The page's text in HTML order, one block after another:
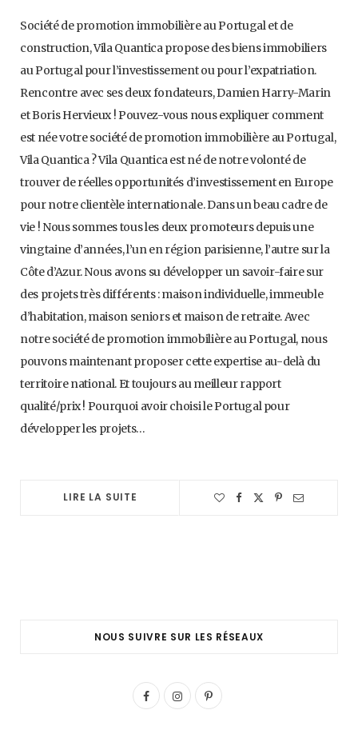
Société de promotion immobilière au Portugal et de
construction, Vila Quantica propose des biens immobiliers
au Portugal pour l’investissement ou pour l’expatriation.
Rencontre avec ses deux fondateurs, Damien Harry-Marin
et Boris Hervieux ! Pouvez-vous nous expliquer comment
est née votre société de promotion immobilière au Portugal,
Vila Quantica ? Vila Quantica est né de notre volonté de
trouver de réelles opportunités d’investissement en Europe
pour notre clientèle internationale. Dans un beau cadre de
vie ! Nous sommes tous les deux promoteurs depuis une
vingtaine d’années, l’un en région parisienne, l’autre sur la
Côte d’Azur. Nous avons su développer un savoir-faire sur
des projets très différents : maison individuelle, immeuble
d’habitation, maison seniors et maison de retraite. Avec
notre société de promotion immobilière au Portugal, nous
pouvons maintenant proposer cette expertise au-delà du
territoire national. Et toujours au meilleur rapport
qualité/prix ! Pourquoi avoir choisi le Portugal pour
développer les projets…
LIRE LA SUITE
NOUS SUIVRE SUR LES RÉSEAUX
F
I
P